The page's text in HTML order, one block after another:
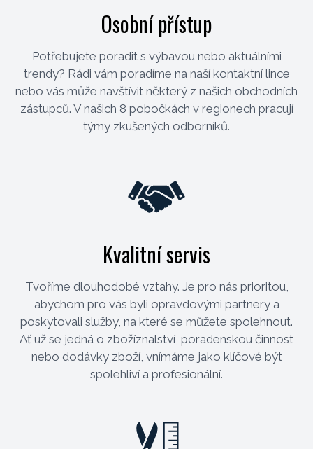
Osobní přístup
Potřebujete poradit s výbavou nebo aktuálními
trendy? Rádi vám poradíme na naší kontaktní lince
nebo vás může navštívit některý z našich obchodních
zástupců. V našich 8 pobočkách v regionech pracují
týmy zkušených odborníků.
Kvalitní servis
Tvoříme dlouhodobé vztahy. Je pro nás prioritou,
abychom pro vás byli opravdovými partnery a
poskytovali služby, na které se můžete spolehnout.
Ať už se jedná o zbožíznalství, poradenskou činnost
nebo dodávky zboží, vnímáme jako klíčové být
spolehliví a profesionální.